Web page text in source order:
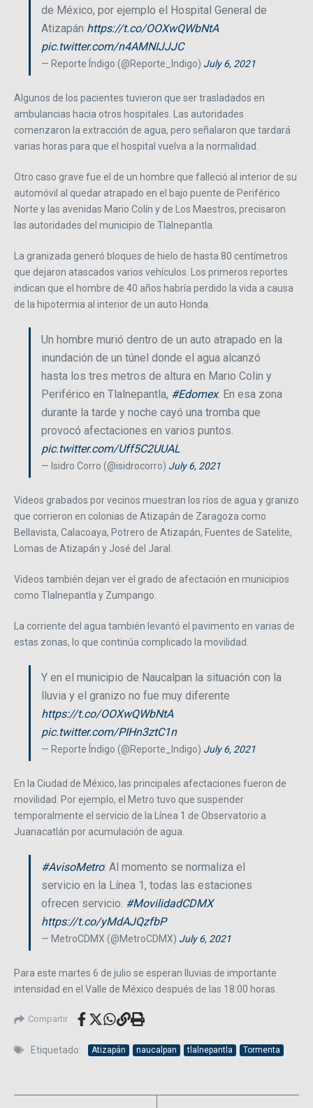
de México, por ejemplo el Hospital General de
Atizapán https://t.co/OOXwQWbNtA
pic.twitter.com/n4AMNIJJJC
— Reporte Índigo (@Reporte_Indigo) July 6, 2021
Algunos de los pacientes tuvieron que ser trasladados en
ambulancias hacia otros hospitales. Las autoridades
comenzaron la extracción de agua, pero señalaron que tardará
varias horas para que el hospital vuelva a la normalidad.
Otro caso grave fue el de un hombre que falleció al interior de su
automóvil al quedar atrapado en el bajo puente de Periférico
Norte y las avenidas Mario Colín y de Los Maestros, precisaron
las autoridades del municipio de Tlalnepantla.
La granizada generó bloques de hielo de hasta 80 centímetros
que dejaron atascados varios vehículos. Los primeros reportes
indican que el hombre de 40 años habría perdido la vida a causa
de la hipotermia al interior de un auto Honda.
Un hombre murió dentro de un auto atrapado en la
inundación de un túnel donde el agua alcanzó
hasta los tres metros de altura en Mario Colin y
Periférico en Tlalnepantla, #Edomex. En esa zona
durante la tarde y noche cayó una tromba que
provocó afectaciones en varios puntos.
pic.twitter.com/Uff5C2UUAL
— Isidro Corro (@isidrocorro) July 6, 2021
Videos grabados por vecinos muestran los ríos de agua y granizo
que corrieron en colonias de Atizapán de Zaragoza como
Bellavista, Calacoaya, Potrero de Atizapán, Fuentes de Satelite,
Lomas de Atizapán y José del Jaral.
Videos también dejan ver el grado de afectación en municipios
como Tlalnepantla y Zumpango.
La corriente del agua también levantó el pavimento en varias de
estas zonas, lo que continúa complicado la movilidad.
Y en el municipio de Naucalpan la situación con la
lluvia y el granizo no fue muy diferente
https://t.co/OOXwQWbNtA
pic.twitter.com/PIHn3ztC1n
— Reporte Índigo (@Reporte_Indigo) July 6, 2021
En la Ciudad de México, las principales afectaciones fueron de
movilidad. Por ejemplo, el Metro tuvo que suspender
temporalmente el servicio de la Línea 1 de Observatorio a
Juanacatlán por acumulación de agua.
#AvisoMetro: Al momento se normaliza el
servicio en la Línea 1, todas las estaciones
ofrecen servicio. #MovilidadCDMX
https://t.co/yMdAJQzfbP
— MetroCDMX (@MetroCDMX) July 6, 2021
Para este martes 6 de julio se esperan lluvias de importante
intensidad en el Valle de México después de las 18:00 horas.
Compartir
Etiquetado: Atizapán naucalpan tlalnepantla Tormenta